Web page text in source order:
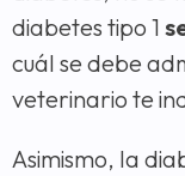
diabetes tipo 1
cuál se debe
veterinario te
Asimismo, la